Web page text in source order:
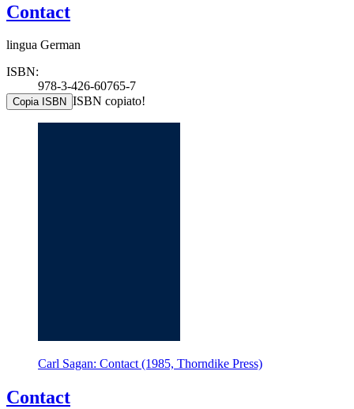
Contact
lingua German
ISBN:
978-3-426-60765-7
Copia ISBN ISBN copiato!
Carl Sagan: Contact (1985, Thorndike Press)
Contact